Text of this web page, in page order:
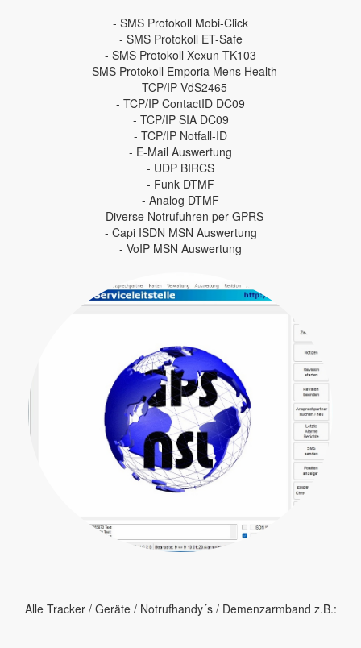
- SMS Protokoll Mobi-Click
- SMS Protokoll ET-Safe
- SMS Protokoll Xexun TK103
- SMS Protokoll Emporia Mens Health
- TCP/IP VdS2465
- TCP/IP ContactID DC09
- TCP/IP SIA DC09
- TCP/IP Notfall-ID
- E-Mail Auswertung
- UDP BIRCS
- Funk DTMF
- Analog DTMF
- Diverse Notrufuhren per GPRS
- Capi ISDN MSN Auswertung
- VoIP MSN Auswertung
Alle Tracker / Geräte / Notrufhandy´s / Demenzarmband z.B.: